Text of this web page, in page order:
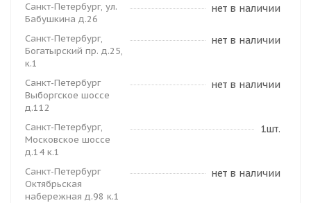
Санкт-Петербург, ул.
Бабушкина д.26
нет в наличии
Санкт-Петербург,
Богатырский пр. д.25,
к.1
нет в наличии
Санкт-Петербург
Выборгское шоссе
д.112
нет в наличии
Санкт-Петербург,
Московское шоссе
д.14 к.1
1шт.
Санкт-Петербург
Октябрьская
набережная д.98 к.1
нет в наличии